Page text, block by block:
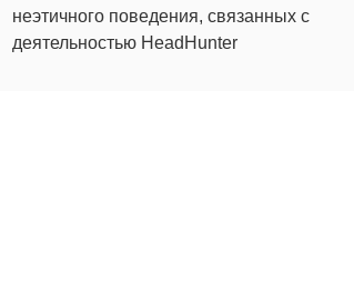
неэтичного поведения, связанных с
деятельностью HeadHunter